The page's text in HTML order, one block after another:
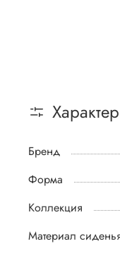
Бренд
Форма
Коллекция
Материал